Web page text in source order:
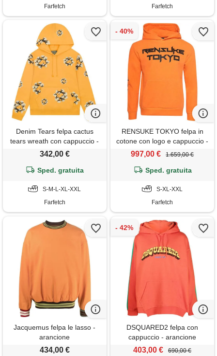
Farfetch Farfetch
Denim Tears felpa cactus
tears wreath con cappuccio -
giallo
342,00 €
Sped. gratuita
S-M-L-XL-XXL
Farfetch
RENSUKE TOKYO felpa in
cotone con logo e cappuccio -
arancione
997,00 € 1.659,00 €
Sped. gratuita
S-XL-XXL
Farfetch
Jacquemus felpa le lasso -
arancione
434,00 €
DSQUARED2 felpa con
cappuccio - arancione
403,00 € 690,00 €